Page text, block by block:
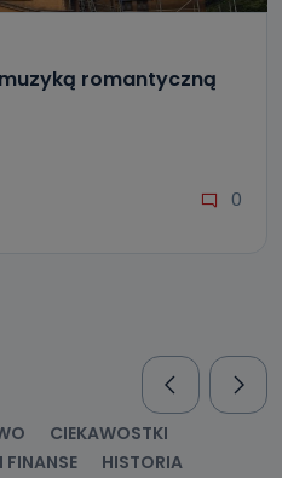
romantyczną
0
CIEKAWOSTKI
HISTORIA